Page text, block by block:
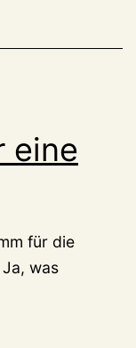
eine
für die
was